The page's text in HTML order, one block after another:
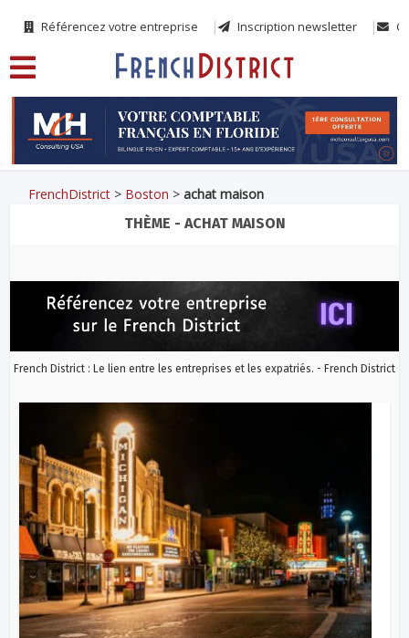
Référencez votre entreprise Inscription newsletter
FrenchDistrict > Boston >achat maison
THÈME - ACHAT MAISON
French District : Le lien entre les entreprises et les expatriés. - French District